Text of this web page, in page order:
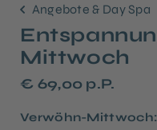
Angebote & Day Spa
Mittwoch
€ 69,00 p.P.
Verwöhn-Mittwoch: